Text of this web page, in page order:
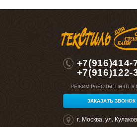
+7(916)414-
+7(916)122-
РЕЖИМ РАБОТЫ: ПН-ПТ
ЗАКАЗАТЬ ЗВОНОК
г. Москва, ул.